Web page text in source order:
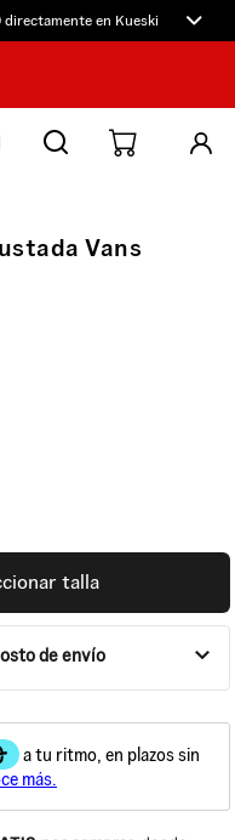
en Kueski. 10% OFF
Vans
talla
de envío